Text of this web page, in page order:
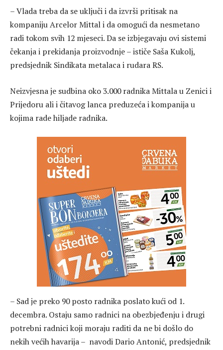
– Vlada treba da se uključi i da izvrši pritisak na
kompaniju Arcelor Mittal i da omogući da nesmetano
radi tokom svih 12 mjeseci. Da se izbjegavaju ovi sistemi
čekanja i prekidanja proizvodnje – ističe Saša Kukolj,
predsjednik Sindikata metalaca i rudara RS.
Neizvjesna je sudbina oko 3.000 radnika Mittala u Zenici i
Prijedoru ali i čitavog lanca preduzeća i kompanija u
kojima rade hiljade radnika.
– Sad je preko 90 posto radnika poslato kući od 1.
decembra. Ostaju samo radnici na obezbjeđenju i drugi
potrebni radnici koji moraju raditi da ne bi došlo do
nekih većih havarija – navodi Dario Antonić, predsjednik